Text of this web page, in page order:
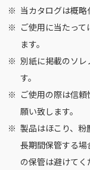
当カタログは概略
ご使用に当たっ
ます。
別紙に掲載のソ
す。
ご使用の際は信
願い致します。
製品はほこり、
長期間保管する
の保管は避けてく